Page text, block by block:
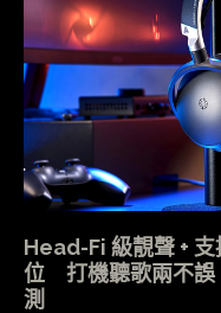
Head-Fi 級靚聲 +
位 打機聽歌兩不誤
測